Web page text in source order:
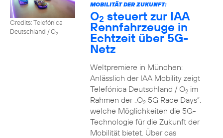
Credits: Telefónica
Deutschland / O2
MOBILITÄT DER ZUKUNFT:
O2 steuert zur IAA
Rennfahrzeuge in
Echtzeit über 5G-
Netz
Weltpremiere in München:
Anlässlich der IAA Mobility zeigt
Telefónica Deutschland / O2im
Rahmen der „O25G Race Days“,
welche Möglichkeiten die 5G-
Technologie für die Zukunft der
Mobilität bietet. Über das